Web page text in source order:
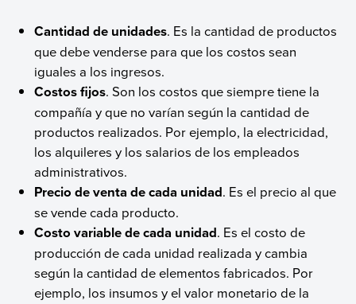
Cantidad de unidades. Es la cantidad de productos
que debe venderse para que los costos sean
iguales a los ingresos.
Costos fijos. Son los costos que siempre tiene la
compañía y que no varían según la cantidad de
productos realizados. Por ejemplo, la electricidad,
los alquileres y los salarios de los empleados
administrativos.
Precio de venta de cada unidad. Es el precio al que
se vende cada producto.
Costo variable de cada unidad. Es el costo de
producción de cada unidad realizada y cambia
según la cantidad de elementos fabricados. Por
ejemplo, los insumos y el valor monetario de la